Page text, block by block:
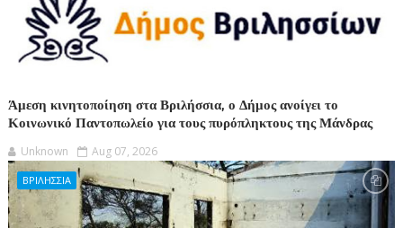
Άμεση κινητοποίηση στα Βριλήσσια, ο Δήμος ανοίγει το
Κοινωνικό Παντοπωλείο για τους πυρόπληκτους της Μάνδρας
Unknown Aug 07, 2026
ΒΡΙΛΗΣΣΙΑ